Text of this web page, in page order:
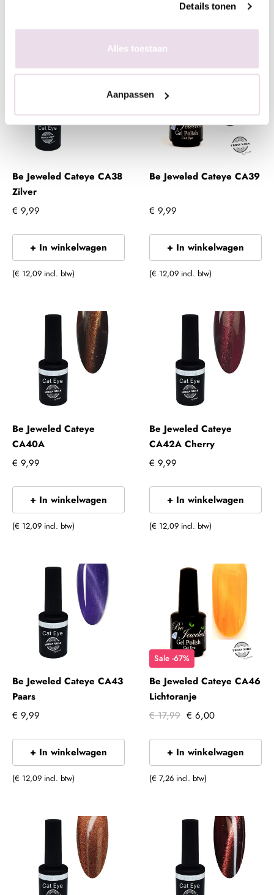
Details tonen
Alles toestaan
Aanpassen
Be Jeweled Cateye CA38
Zilver
€ 9,99
+ In winkelwagen
(€ 12,09 incl. btw)
Be Jeweled Cateye CA39
€ 9,99
+ In winkelwagen
(€ 12,09 incl. btw)
Be Jeweled Cateye
CA40A
€ 9,99
+ In winkelwagen
(€ 12,09 incl. btw)
Be Jeweled Cateye
CA42A Cherry
€ 9,99
+ In winkelwagen
(€ 12,09 incl. btw)
Be Jeweled Cateye CA43
Paars
€ 9,99
+ In winkelwagen
(€ 12,09 incl. btw)
Sale -67%
Be Jeweled Cateye CA46
Lichtoranje
€ 17,99 € 6,00
+ In winkelwagen
(€ 7,26 incl. btw)